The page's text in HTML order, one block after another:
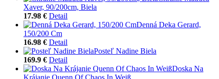
Xaver, 90/200cm, Biela
17.98 € Detail
Denná Deka Gerard,
150/200 Cm
16.98 € Detail
Posteľ Nadine Biela
169.9 € Detail
Doska Na
Krájanie Quenn Of Chaos In Weiß